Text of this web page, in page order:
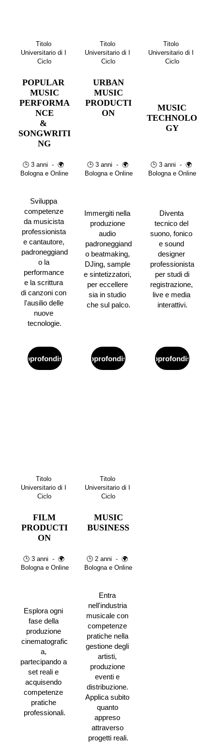
Titolo
Universitario di I
Ciclo
POPULAR
MUSIC
PERFORMA
NCE
&
SONGWRITI
NG
Sviluppa
competenze
da musicista
professionista
e cantautore,
padroneggiand
o la
performance
e la scrittura
di canzoni con
l'ausilio delle
nuove
tecnologie.
Approfondisci
🕒 3 anni  -  🌍
Bologna e Online
Titolo
Universitario di I
Ciclo
URBAN
MUSIC
PRODUCTI
ON
Immergiti nella
produzione
audio
padroneggiand
o beatmaking,
DJing, sample
e sintetizzatori,
per eccellere
sia in studio
che sul palco.
Approfondisci
🕒 3 anni  -  🌍
Bologna e Online
Titolo
Universitario di I
Ciclo
MUSIC
TECHNOLO
GY
Diventa
tecnico del
suono, fonico
e sound
designer
professionista
per studi di
registrazione,
live e media
interattivi.
Approfondisci
🕒 3 anni  -  🌍
Bologna e Online
Titolo
Universitario di I
Ciclo
FILM
PRODUCTI
ON
Esplora ogni
fase della
produzione
cinematografic
a,
partecipando a
set reali e
acquisendo
competenze
pratiche
professionali.
🕒 3 anni  -  🌍
Bologna e Online
Titolo
Universitario di I
Ciclo
MUSIC
BUSINESS
Entra
nell'industria
musicale con
competenze
pratiche nella
gestione degli
artisti,
produzione
eventi e
distribuzione.
Applica subito
quanto
appreso
attraverso
progetti reali.
🕒 2 anni  -  🌍
Bologna e Online